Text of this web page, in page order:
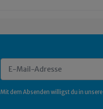
Mit dem Absenden willigst du in unsere